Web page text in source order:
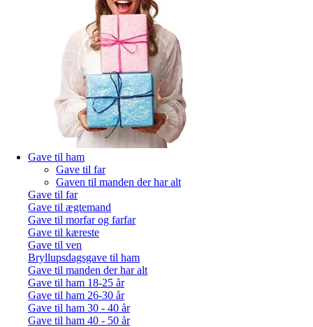
Gave til ham
Gave til far
Gaven til manden der har alt
Gave til far
Gave til ægtemand
Gave til morfar og farfar
Gave til kæreste
Gave til ven
Bryllupsdagsgave til ham
Gave til manden der har alt
Gave til ham 18-25 år
Gave til ham 26-30 år
Gave til ham 30 - 40 år
Gave til ham 40 - 50 år